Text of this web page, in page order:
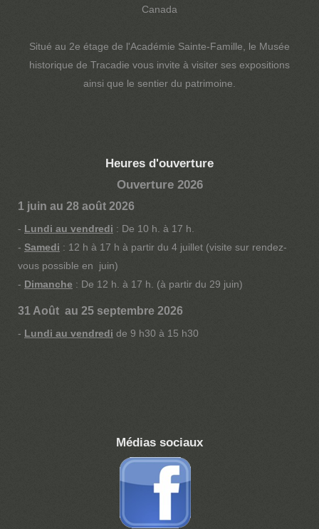
Canada
Situé au 2e étage de l'Académie Sainte-Famille, le Musée
historique de Tracadie vous invite à visiter ses expositions
ainsi que le sentier du patrimoine.
Heures d'ouverture
Ouverture 2026
1 juin au 28 août 2026
- Lundi au vendredi : De 10 h. à 17 h.
- Samedi : 12 h à 17 h à partir du 4 juillet (visite sur rendez-
vous possible en juin)
- Dimanche : De 12 h. à 17 h. (à partir du 29 juin)
31 Août au 25 septembre 2026
- Lundi au vendredi de 9 h30 à 15 h30
Médias sociaux